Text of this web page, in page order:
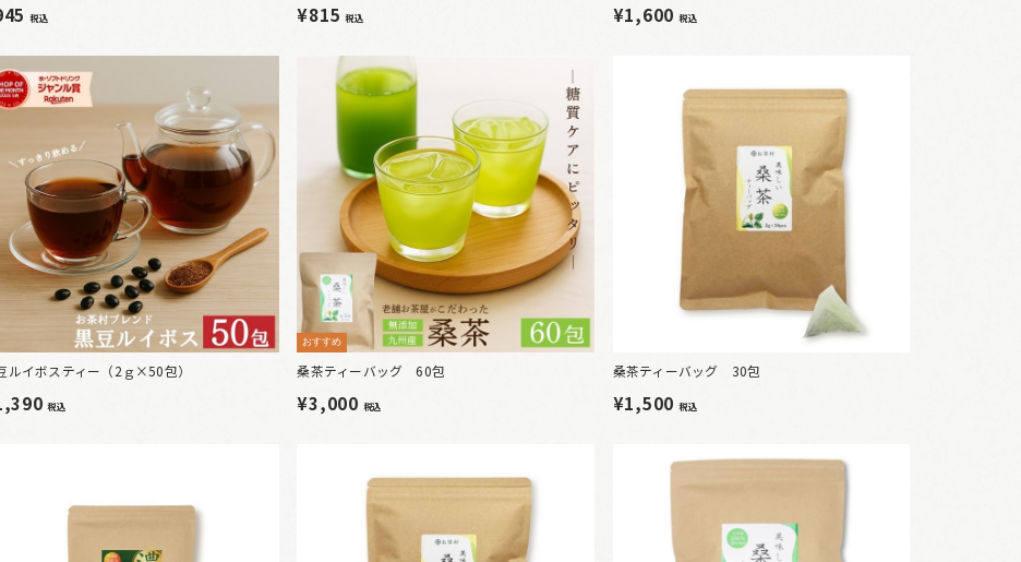
税込 ¥815税込 ¥1,600 税込
ルイボスティー（2ｇ×50包）
税込
おすすめ
桑茶ティーバッグ 60包
¥3,000 税込
桑茶ティーバッグ 30包
¥1,500 税込